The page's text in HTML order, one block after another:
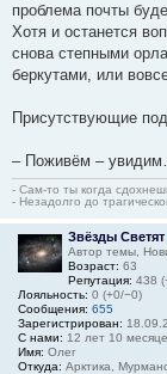
проблема почты
Хотя и останется
снова степными
беркутами, или
Присутствующие
– Поживём –
- Сам-то ты когда
- Незадолго до
Звёзды Светят
Автор темы,
Возраст: 63
Репутация: 438
Лояльность: 0 (+0/−0)
Сообщения: 655
Зарегистрирован:
С нами: 12 лет 10
Имя: Олег
Откуда: Арктика,